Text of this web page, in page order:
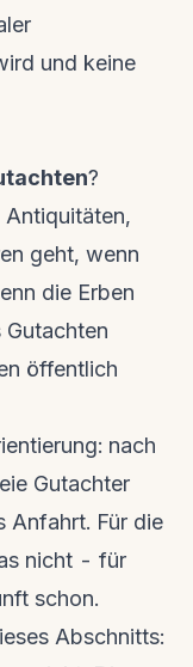
und keine
?
Antiquitäten,
geht, wenn
die Erben
öffentlich
nach
Gutachter
Anfahrt. Für die
nicht - für
schon.
Abschnitts: